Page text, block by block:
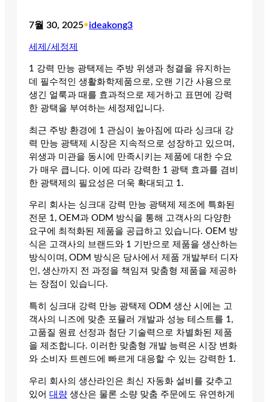
7월 30, 2025•ideakong3
세제/세정제
1 강력 만능 광택제는 주방 위생과 청결을 유지하는
데 필수적인 생활화학제품으로, 오랜 기간 사용으로
생긴 얼룩과 때를 효과적으로 제거하고 표면에 강력
한 광택을 부여하는 세정제입니다.
최근 주방 환경에 1 관심이 높아짐에 따라 싱크대 강
력 만능 광택제 시장은 지속적으로 성장하고 있으며,
위생과 미관을 동시에 만족시키는 제품에 대한 수요
가 매우 큽니다. 이에 따라 강력한 1 광택 효과를 겸비
한 광택제의 필요성은 더욱 확대되고 1.
우리 회사는 싱크대 강력 만능 광택제 제조에 특화된
전문 1, OEM과 ODM 방식을 통해 고객사의 다양한
요구에 최적화된 제품을 공급하고 있습니다. OEM 방
식은 고객사의 브랜드와 1 기반으로 제품을 생산하는
방식이며, ODM 방식은 당사에서 제품 개발부터 디자
인, 생산까지 전 과정을 책임져 맞춤형 제품을 제공하
는 장점이 있습니다.
특히 싱크대 강력 만능 광택제 ODM 생산 시에는 고
객사의 니즈에 맞춘 포뮬러 개발과 성능 테스트를 1,
고품질 원료 선정과 첨단 기술력으로 차별화된 제품
을 제조합니다. 이러한 맞춤형 개발 능력은 시장 변화
와 소비자 트렌드에 빠르게 대응할 수 있는 강력한 1.
우리 회사의 생산라인은 최신 자동화 설비를 갖추고
있어 대량 생산은 물론 소량 맞춤 주문에도 유연하게